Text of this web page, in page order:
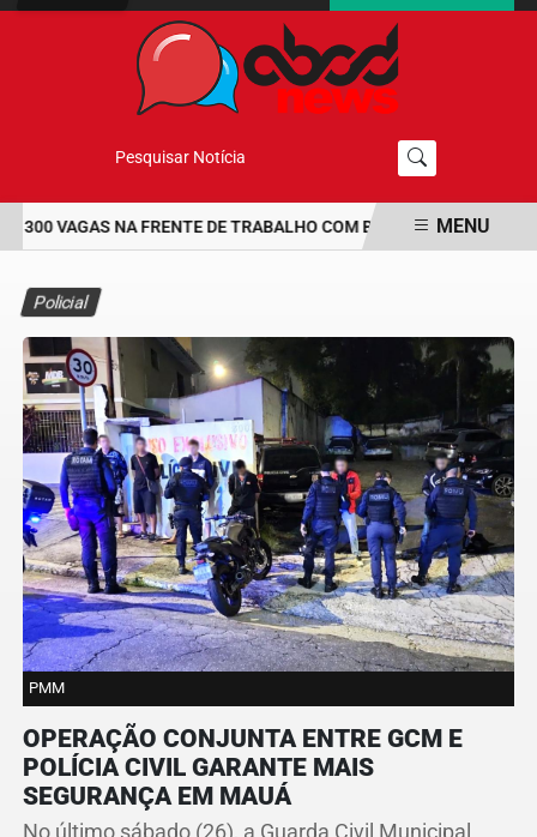
Pesquisar Notícia
300 VAGAS NA FRENTE DE TRABALHO COM BOLSA DE UM SALÁRIO-
MENU
Policial
PMM
OPERAÇÃO CONJUNTA ENTRE GCM E
POLÍCIA CIVIL GARANTE MAIS
SEGURANÇA EM MAUÁ
No último sábado (26), a Guarda Civil Municipal